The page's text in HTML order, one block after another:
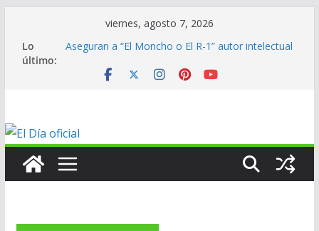
contenido
viernes, agosto 7, 2026
Lo
último:
Aseguran a “El Moncho o El R-1” autor intelectual
En mantenimiento…
Centroamericanos